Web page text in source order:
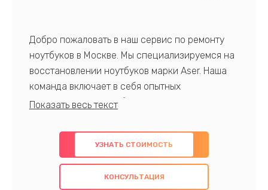
Добро пожаловать в наш сервис по ремонту
ноутбуков в Москве. Мы специализируемся на
восстановлении ноутбуков марки Aser. Наша
команда включает в себя опытных
профессионалов с обширными знаниями и
предлагаем быстрый и качественный ремонт с
использованием оригинальных компонентов, а
также гарантируем качество всех
проведенных работ. Наша цель - предоставить
УЗНАТЬ СТОИМОСТЬ
КОНСУЛЬТАЦИЯ